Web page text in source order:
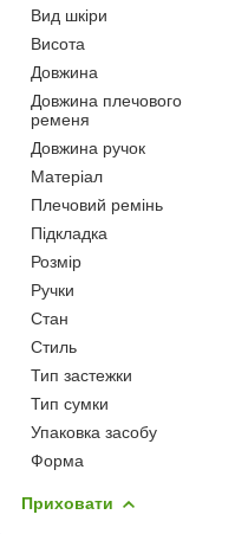
Вид шкіри
Висота
Довжина
Довжина плечового
ременя
Довжина ручок
Матеріал
Плечовий ремінь
Підкладка
Розмір
Ручки
Стан
Стиль
Тип застежки
Тип сумки
Упаковка засобу
Форма
Приховати